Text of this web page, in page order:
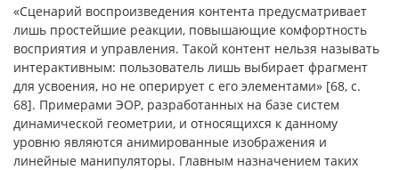
«Сценарий воспроизведения контента предусматривает
лишь простейшие реакции, повышающие комфортность
восприятия и управления. Такой контент нельзя называть
интерактивным: пользователь лишь выбирает фрагмент
для усвоения, но не оперирует с его элементами» [68, с.
68]. Примерами ЭОР, разработанных на базе систем
динамической геометрии, и относящихся к данному
уровню являются анимированные изображения и
линейные манипуляторы. Главным назначением таких